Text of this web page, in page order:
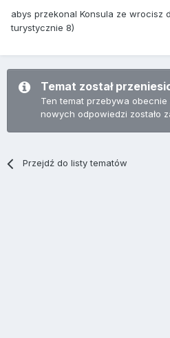
abys przekonal Konsula ze wrocisz
turystycznie 8)
Temat został
Ten temat przebywa
nowych odpowiedzi zostało
Przejdź do listy tematów